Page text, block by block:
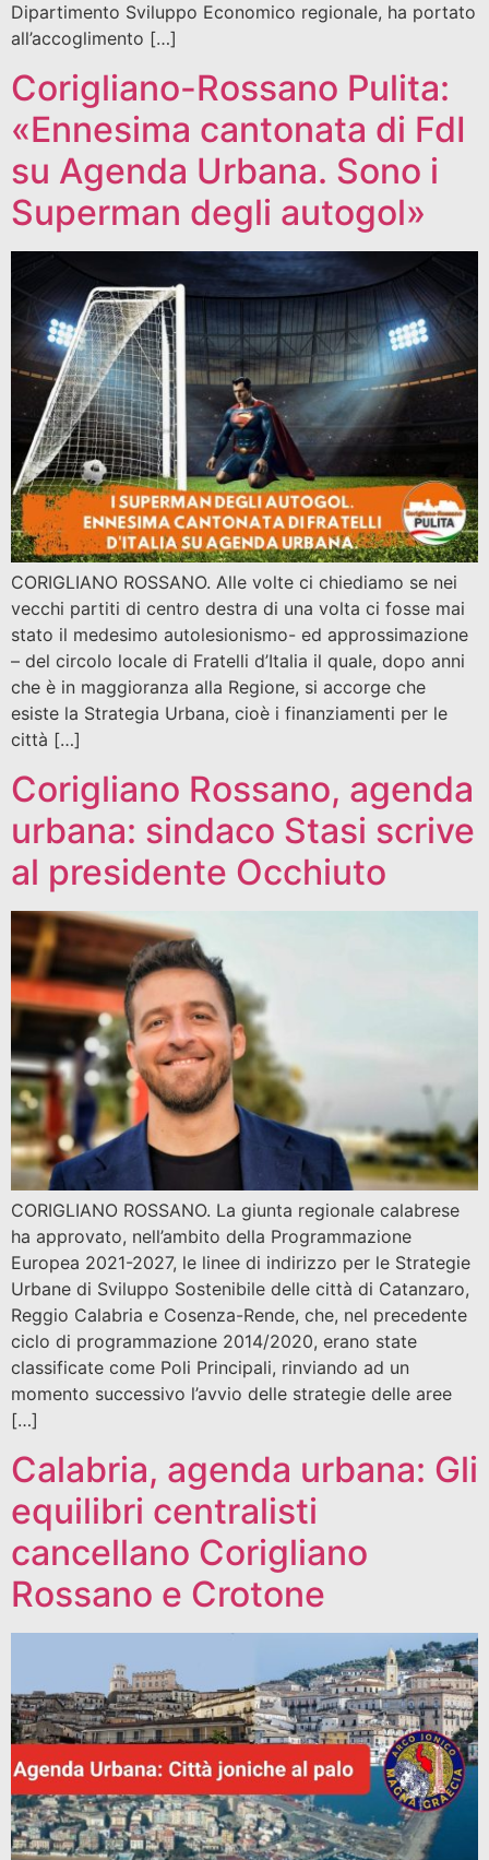
Dipartimento Sviluppo Economico regionale, ha portato
all’accoglimento […]
Corigliano-Rossano Pulita:
«Ennesima cantonata di FdI
su Agenda Urbana. Sono i
Superman degli autogol»
CORIGLIANO ROSSANO. Alle volte ci chiediamo se nei
vecchi partiti di centro destra di una volta ci fosse mai
stato il medesimo autolesionismo- ed approssimazione
– del circolo locale di Fratelli d’Italia il quale, dopo anni
che è in maggioranza alla Regione, si accorge che
esiste la Strategia Urbana, cioè i finanziamenti per le
città […]
Corigliano Rossano, agenda
urbana: sindaco Stasi scrive
al presidente Occhiuto
CORIGLIANO ROSSANO. La giunta regionale calabrese
ha approvato, nell’ambito della Programmazione
Europea 2021-2027, le linee di indirizzo per le Strategie
Urbane di Sviluppo Sostenibile delle città di Catanzaro,
Reggio Calabria e Cosenza-Rende, che, nel precedente
ciclo di programmazione 2014/2020, erano state
classificate come Poli Principali, rinviando ad un
momento successivo l’avvio delle strategie delle aree
[…]
Calabria, agenda urbana: Gli
equilibri centralisti
cancellano Corigliano
Rossano e Crotone